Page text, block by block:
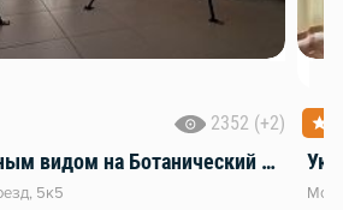
2352 (+2)
Квартира с шикарным видoм на Бoтанический Сад
5к5